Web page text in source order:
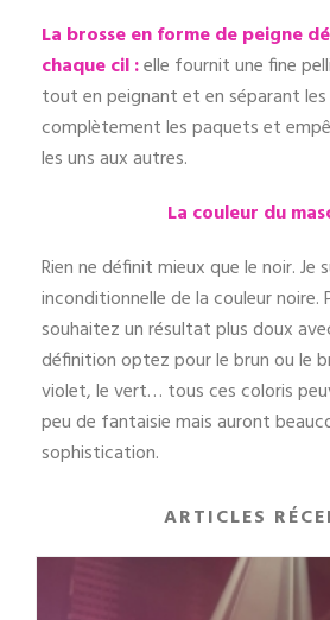
La brosse en forme de peigne
chaque cil :elle fournit une fine
tout en peignant et en séparant les
complètement les paquets et
les uns aux autres.
La couleur du
Rien ne définit mieux que le noir. Je
inconditionnelle de la couleur noire.
souhaitez un résultat plus doux
définition optez pour le brun ou le
violet, le vert… tous ces coloris
peu de fantaisie mais auront
sophistication.
ARTICLES